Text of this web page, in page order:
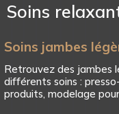
Soins
Soins jambes
Retrouvez des jambes
différents soins :
produits, modelage